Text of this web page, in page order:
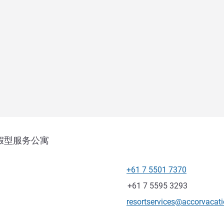
型服务公寓
电话
+61 7 5501 7370
传真
+61 7 5595 3293
联系电子邮件